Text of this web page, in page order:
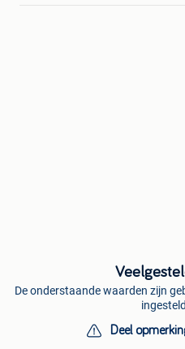
De onderstaande waarden zijn
Deel